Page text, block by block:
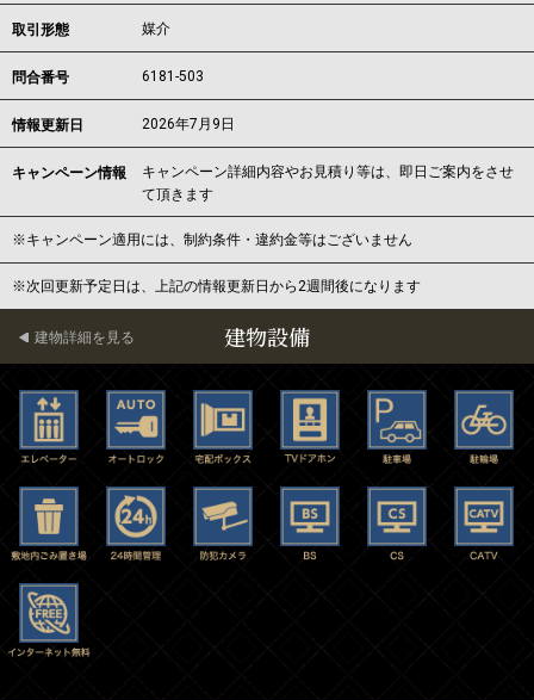
取引形態 媒介
問合番号 6181-503
情報更新日 2026年7月9日
キャンペーン情報
キャンペーン詳細内容やお見積り等は、即日ご案内をさせ
て頂きます
※キャンペーン適用には、制約条件・違約金等はございません
※次回更新予定日は、上記の情報更新日から2週間後になります
建物設備
建物詳細を見る